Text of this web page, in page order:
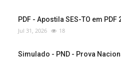
PDF - Apostila SES-TO em
Jul 31, 2026 18
Simulado - PND - Prova